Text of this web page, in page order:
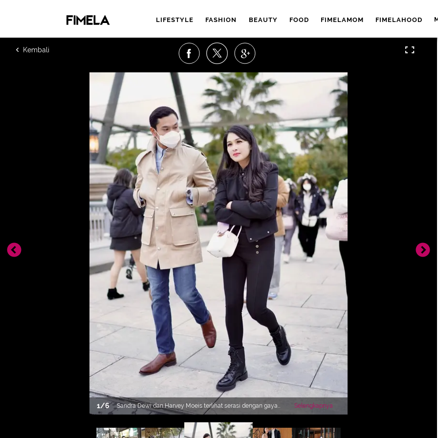
LIFESTYLE FASHION BEAUTY FOOD FIMELAMOM FIMELAHOOD
1/6
Sandra Dewi dan Harvey Moeis terlihat serasi dengan gaya
liburan mereka. Sandra Dewi memilih tampilan serba hitam
dengan sculptural jacket yang dipadu dengan celana jeans, dan
medium boots dari kulit. Ia juga tampak menenteng mini bag
berwarna putih. Sedangkan Harvey tampil dengan kemeja yang
Selengkapnya